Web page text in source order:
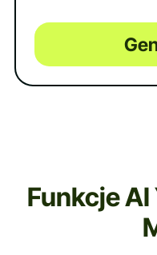
Funkcje AI